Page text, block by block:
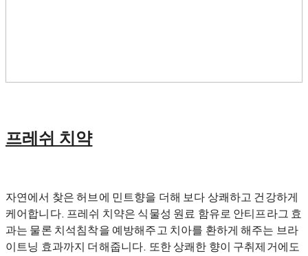
프레쉬 치약
자연에서 찾은 허브에 민트향을 더해 보다 상쾌하고 건강하게
케어합니다. 프레쉬 치약은 식물성 원료 함유로 안티프라그 효
과는 물론 치석침착을 예방해주고 치아를 환하게 해주는 브라
이트닝 효과까지 더해줍니다. 또한 상쾌한 향이 구취제거에도